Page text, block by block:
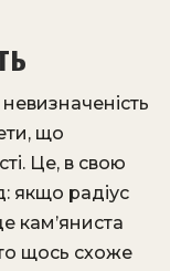
що
Це, в свою
якщо радіус
кам’яниста
щось схоже